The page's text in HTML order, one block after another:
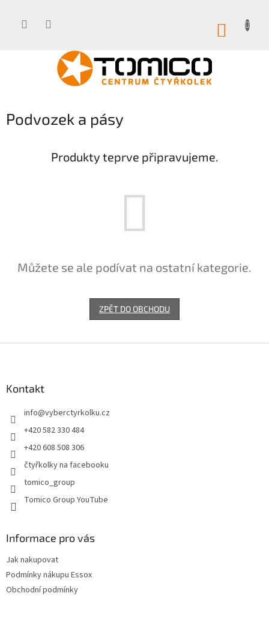
Podvozek a pásy
Produkty teprve připravujeme.
Můžete se ale podívat na ostatní kategorie.
ZPĚT DO OBCHODU
Kontakt
info@vyberctyrkolku.cz
+420 582 330 484
+420 608 508 306
čtyřkolky na facebooku
tomico_group
Tomico Group YouTube
Informace pro vás
Jak nakupovat
Podmínky nákupu Essox
Obchodní podmínky